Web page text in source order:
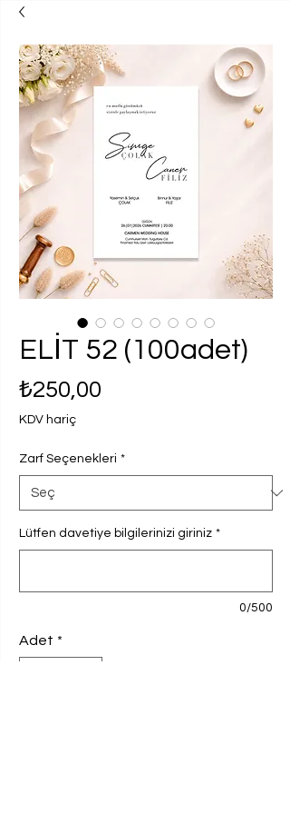
ELİT 52 (100adet)
₺250,00
KDV hariç
Zarf Seçenekleri *
Lütfen davetiye bilgilerinizi giriniz *
0/500
Adet *